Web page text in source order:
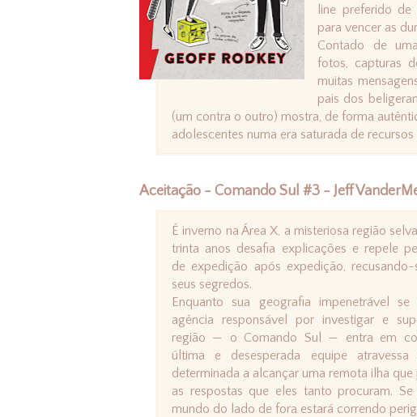
line preferido
para vencer as
Contado de
fotos, capturas
muitas
pais dos
(um contra o outro) mostra, de forma
adolescentes numa era saturada de recursos
Aceitação - Comando Sul #3 - Jeff
É inverno na Área X, a misteriosa região
trinta anos desafia explicações e repele
de expedição após expedição,
seus segredos.
Enquanto sua geografia impenetrável se
agência responsável por investigar e
região — o Comando Sul — entra em
última e desesperada equipe atravessa
determinada a alcançar uma remota ilha
as respostas que eles tanto procuram. Se
mundo do lado de fora estará correndo